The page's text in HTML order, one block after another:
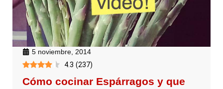
5 noviembre, 2014
4.3 (237)
Cómo cocinar Espárragos y que